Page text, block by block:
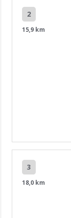
2
15,9 km
3
18,0 km